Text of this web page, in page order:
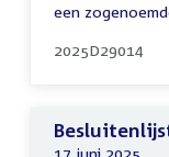
een
2025D29014
17 juni 2025